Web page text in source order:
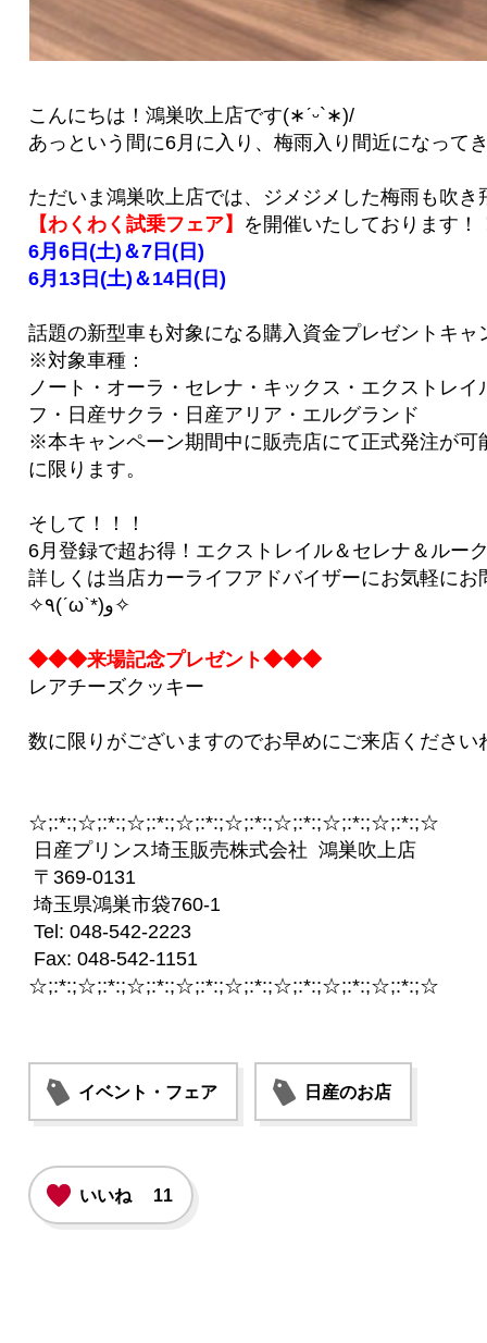
こんにちは！鴻巣吹上店です(∗ˊᵕ`∗)/
あっという間に6月に入り、梅雨入り間近になって
ただいま鴻巣吹上店では、ジメジメした梅雨も吹き
【わくわく試乗フェア】 を開催いたしております！
6月6日(土)＆7日(日)
6月13日(土)＆14日(日)
話題の新型車も対象になる購入資金プレゼントキャ
※対象車種：
ノート・オーラ・セレナ・キックス・エクストレ
フ・日産サクラ・日産アリア・エルグランド
※本キャンペーン期間中に販売店にて正式発注が可
に限ります。
そして！！！
6月登録で超お得！エクストレイル＆セレナ＆ルー
詳しくは当店カーライフアドバイザーにお気軽に
✧٩(ˊωˋ*)و✧
◆◆◆来場記念プレゼント◆◆◆
レアチーズクッキー
数に限りがございますのでお早めにご来店ください
☆;:*:;☆;:*:;☆;:*:;☆;:*:;☆;:*:;☆;:*:;☆;:*:;☆;:*:;☆
日産プリンス埼玉販売株式会社 鴻巣吹上店
〒369-0131
埼玉県鴻巣市袋760-1
Tel: 048-542-2223
Fax: 048-542-1151
☆;:*:;☆;:*:;☆;:*:;☆;:*:;☆;:*:;☆;:*:;☆;:*:;☆;:*:;☆
イベント・フェア 日産のお店
いいね 11